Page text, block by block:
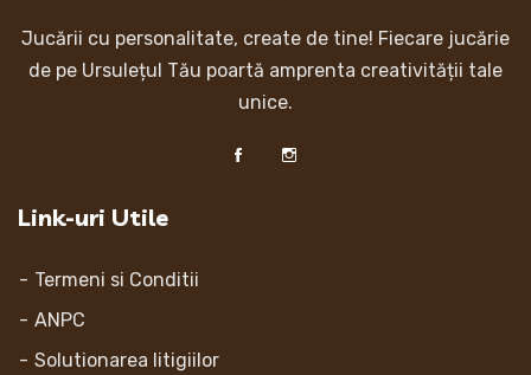
Jucării cu personalitate, create de tine! Fiecare jucărie
de pe Ursulețul Tău poartă amprenta creativității tale
unice.
Link-uri Utile
Termeni si Conditii
ANPC
Solutionarea litigiilor